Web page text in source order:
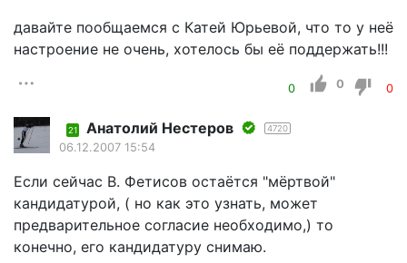
давайте пообщаемся с Катей Юрьевой, что то у неё
настроение не очень, хотелось бы её поддержать!!!
0 0 0
21 Aнатолий Нестеров 4720
06.12.2007 15:54
Если сейчас В. Фетисов остаётся "мёртвой"
кандидатурой, ( но как это узнать, может
предварительное согласие необходимо,) то
конечно, его кандидатуру снимаю.